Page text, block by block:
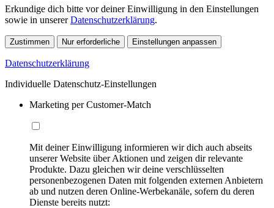
Erkundige dich bitte vor deiner Einwilligung in den Einstellungen
sowie in unsererDatenschutzerklärung.
Zustimmen Nur erforderliche Einstellungen anpassen
Datenschutzerklärung
Individuelle Datenschutz-Einstellungen
Marketing per Customer-Match
Mit deiner Einwilligung informieren wir dich auch abseits
unserer Website über Aktionen und zeigen dir relevante
Produkte. Dazu gleichen wir deine verschlüsselten
personenbezogenen Daten mit folgenden externen Anbietern
ab und nutzen deren Online-Werbekanäle, sofern du deren
Dienste bereits nutzt: